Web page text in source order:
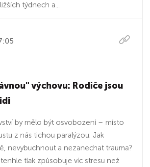
týdnech a...
výchovu: Rodiče jsou
by mělo být osvobození – místo
z nás tichou paralýzou. Jak
nevybuchnout a nezanechat trauma?
tlak způsobuje víc stresu než